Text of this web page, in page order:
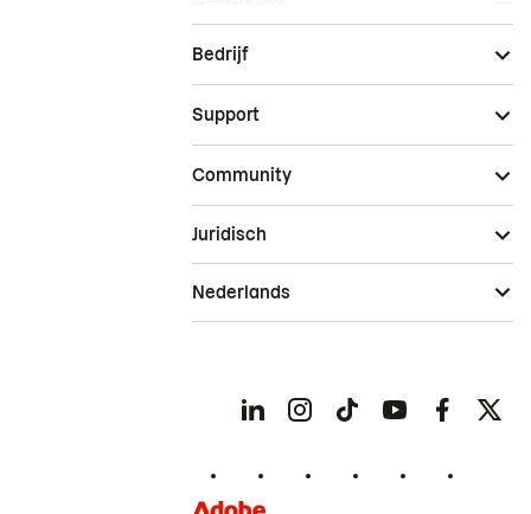
Bedrijf
Support
Community
Juridisch
Nederlands